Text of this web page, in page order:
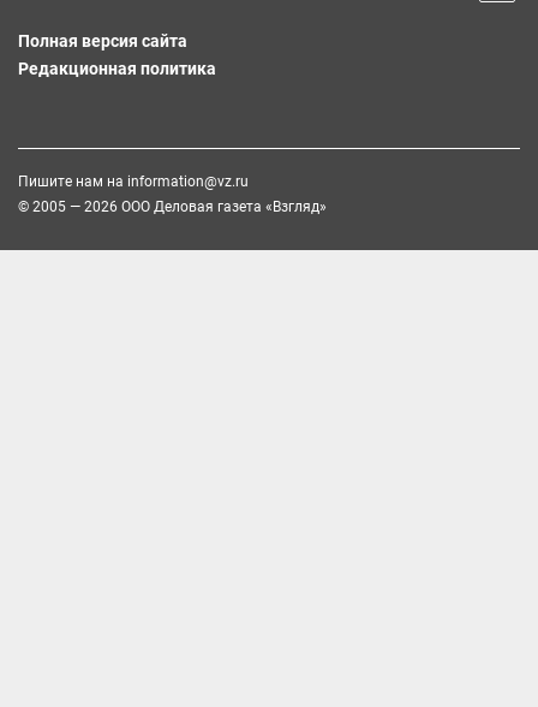
Полная версия сайта
Редакционная политика
Пишите нам на information@vz.ru
© 2005 — 2026 ООО Деловая газета «Взгляд»